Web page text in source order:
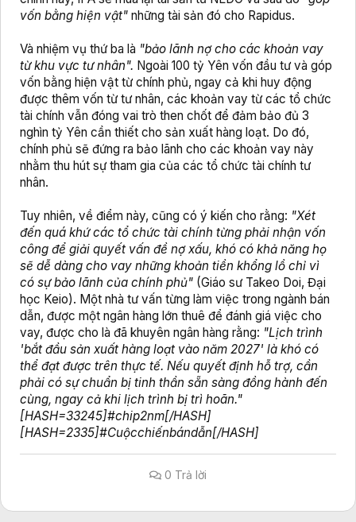
vốn bằng hiện vật" những tài sản đó cho Rapidus.
Và nhiệm vụ thứ ba là "bảo lãnh nợ cho các khoản vay
từ khu vực tư nhân". Ngoài 100 tỷ Yên vốn đầu tư và góp
vốn bằng hiện vật từ chính phủ, ngay cả khi huy động
được thêm vốn từ tư nhân, các khoản vay từ các tổ chức
tài chính vẫn đóng vai trò then chốt để đảm bảo đủ 3
nghìn tỷ Yên cần thiết cho sản xuất hàng loạt. Do đó,
chính phủ sẽ đứng ra bảo lãnh cho các khoản vay này
nhằm thu hút sự tham gia của các tổ chức tài chính tư
nhân.
Tuy nhiên, về điểm này, cũng có ý kiến cho rằng: "Xét
đến quá khứ các tổ chức tài chính từng phải nhận vốn
công để giải quyết vấn đề nợ xấu, khó có khả năng họ
sẽ dễ dàng cho vay những khoản tiền khổng lồ chỉ vì
có sự bảo lãnh của chính phủ" (Giáo sư Takeo Doi, Đại
học Keio). Một nhà tư vấn từng làm việc trong ngành bán
dẫn, được một ngân hàng lớn thuê để đánh giá việc cho
vay, được cho là đã khuyên ngân hàng rằng: "Lịch trình
'bắt đầu sản xuất hàng loạt vào năm 2027' là khó có
thể đạt được trên thực tế. Nếu quyết định hỗ trợ, cần
phải có sự chuẩn bị tinh thần sẵn sàng đồng hành đến
cùng, ngay cả khi lịch trình bị trì hoãn."
[HASH=33245]#chip2nm[/HASH]
[HASH=2335]#Cuộcchiếnbándẫn[/HASH]
0 Trả lời